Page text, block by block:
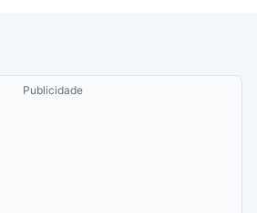
Publicidade